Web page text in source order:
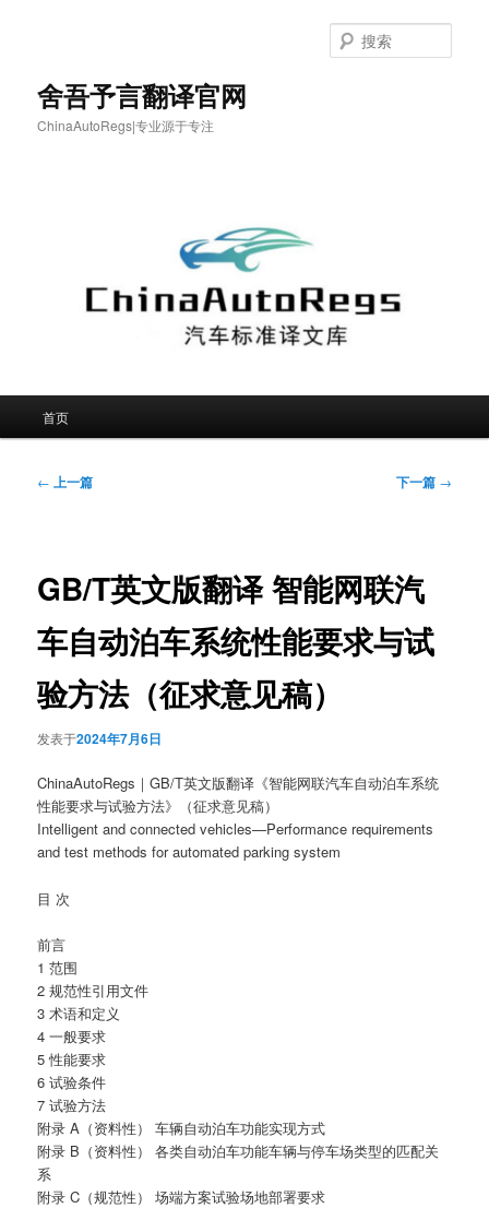
舍吾予言翻译官网
ChinaAutoRegs|专业源于专注
索
首页
文
← 上一篇 下一篇 →
GB/T英文版翻译 智能网联汽
车自动泊车系统性能要求与试
验方法（征求意见稿）
发表于2024年7月6日
ChinaAutoRegs｜GB/T英文版翻译《智能网联汽车自动泊车系统
性能要求与试验方法》（征求意见稿）
Intelligent and connected vehicles—Performance requirements
and test methods for automated parking system
目 次
前言
1 范围
2 规范性引用文件
3 术语和定义
4 一般要求
5 性能要求
6 试验条件
7 试验方法
附录 A（资料性） 车辆自动泊车功能实现方式
附录 B（资料性） 各类自动泊车功能车辆与停车场类型的匹配关
系
附录 C（规范性） 场端方案试验场地部署要求